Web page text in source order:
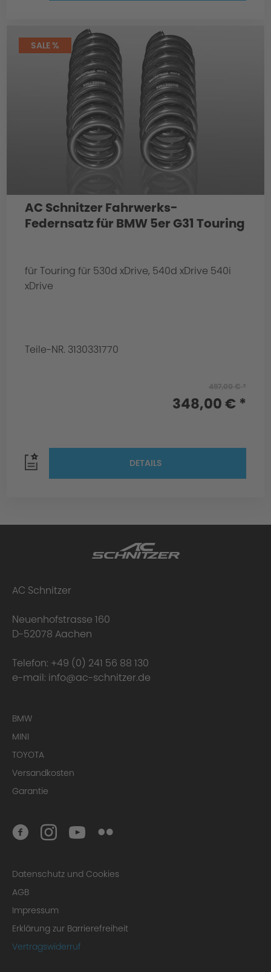
SALE %
AC Schnitzer Fahrwerks-
Federnsatz für BMW 5er G31 Touring
für Touring für 530d xDrive, 540d xDrive 540i
xDrive
Teile-NR. 3130331770
348,00 € *
DETAILS
AC Schnitzer
Neuenhofstrasse 160
D-52078 Aachen
Telefon: +49 (0) 241 56 88 130
e-mail: info@ac-schnitzer.de
BMW
MINI
TOYOTA
Versandkosten
Garantie
Datenschutz und Cookies
AGB
Impressum
Erklärung zur Barrierefreiheit
Vertragswiderruf